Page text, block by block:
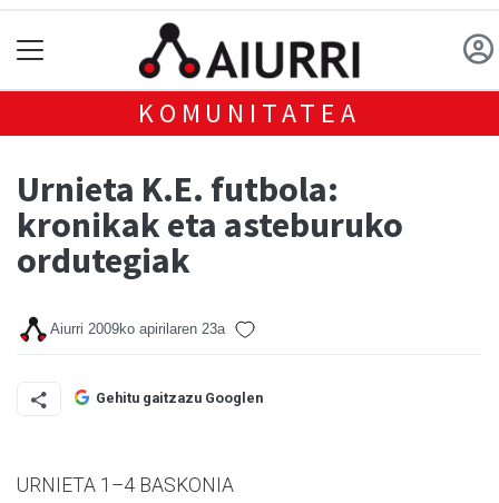
KOMUNITATEA
Urnieta K.E. futbola:
kronikak eta asteburuko
ordutegiak
Aiurri 2009ko apirilaren 23a
Gehitu gaitzazu Googlen
URNIETA 1–4 BASKONIA